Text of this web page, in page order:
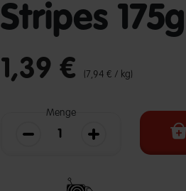
Stripes 175g
undefined out of 5 Customer Rating
1,39 € (7,94 € / kg)
Menge
Die Menge verringernDie Menge erhöhen